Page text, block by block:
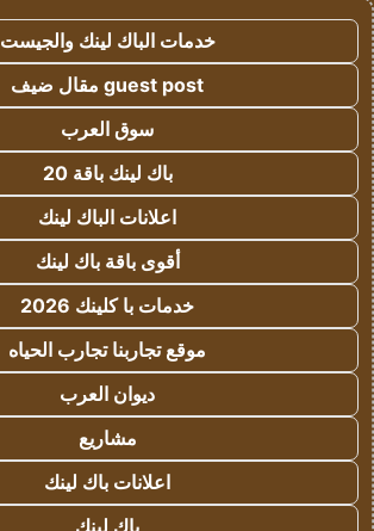
خدمات الباك لينك والجيست
guest post مقال ضيف
سوق العرب
باك لينك باقة 20
اعلانات الباك لينك
أقوى باقة باك لينك
خدمات با كلينك 2026
موقع تجاربنا تجارب الحياه
ديوان العرب
مشاريع
اعلانات باك لينك
باك لينك